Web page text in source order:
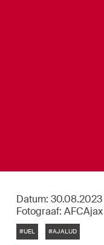
Datum: 30.08.2023
Fotograaf: AFCAjax
Tags
#UEL #AJALUD